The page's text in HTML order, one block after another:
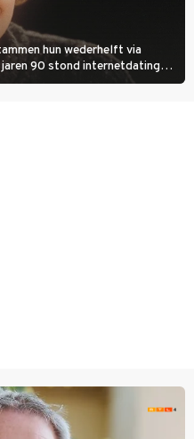
hun wederhelft via
90 stond internetdating
You've Got Mail zie je dat